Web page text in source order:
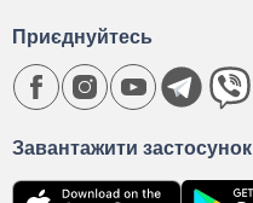
Завантажити застосунок
Приєднуйтесь